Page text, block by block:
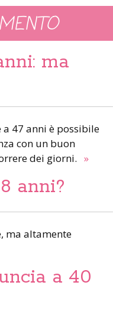
ma
47 anni è possibile
con un buon
dei giorni. »
anni?
ma altamente
a 40